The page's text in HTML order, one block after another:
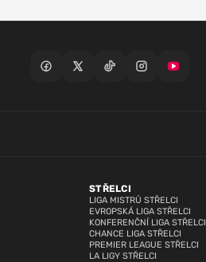
STŘELCI
LIGA MISTRŮ STŘELCI
EVROPSKÁ LIGA STŘELCI
KONFERENČNÍ LIGA STŘELCI
CHANCE LIGA STŘELCI
PREMIER LEAGUE STŘELCI
LA LIGY STŘELCI